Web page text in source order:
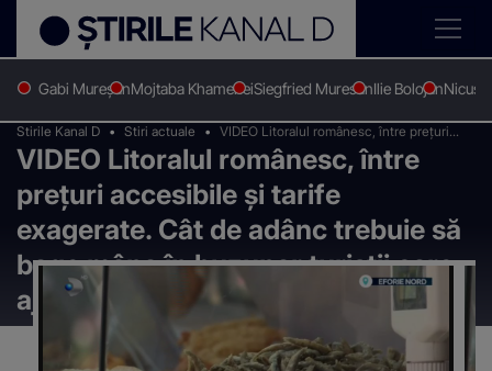
Gabi MureșanMojtaba KhameneiSiegfried MuresanIlie Bolojan
Stirile Kanal D Stiri actuale
VIDEO Litoralul românesc, între prețuri
accesibile și tarife exagerate. Cât de
adânc trebuie să bage mâna în buzunar
turiștii care ajung la mare
VIDEO Litoralul românesc, între
prețuri accesibile și tarife
exagerate. Cât de adânc trebuie să
bage mâna în buzunar turiștii care
ajung la mare